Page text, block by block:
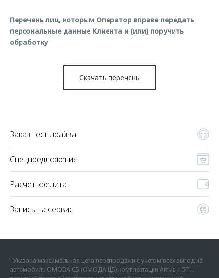
Перечень лиц, которым Оператор вправе передать
персональные данные Клиента и (или) поручить
обработку
Скачать перечень
Заказ тест-драйва
Спецпредложения
Расчет кредита
Запись на сервис
¹ Указана максимальная цена перепродажи с учетом всех выгод на
автомобиль OMODA C5 (ОМОДА Ц5) комплектации Актив 1.5Т